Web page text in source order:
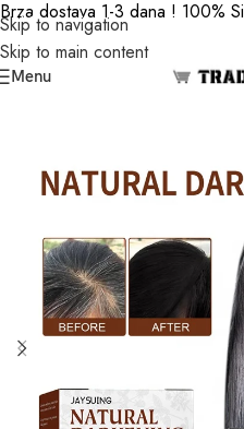
Skip to navigation
Skip to main content
Brza dostava 1-3 dana ! 100%
Menu